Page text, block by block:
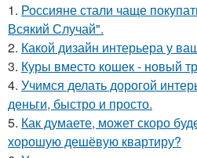
1. Россияне стали чаще
Всякий Случай".
2. Какой дизайн интерьера у
3. Куры вместо кошек - новый
4. Учимся делать дорогой
деньги, быстро и просто.
5. Как думаете, может скоро
хорошую дешёвую квартиру?